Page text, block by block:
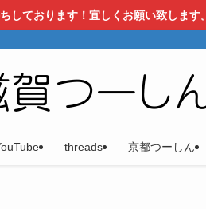
しております！宜しくお願い致します。
threads 京都つーしん